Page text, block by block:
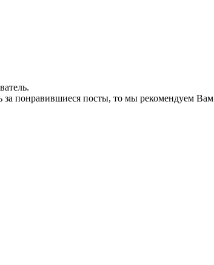
за понравившиеся посты, то мы рекомендуем Вам